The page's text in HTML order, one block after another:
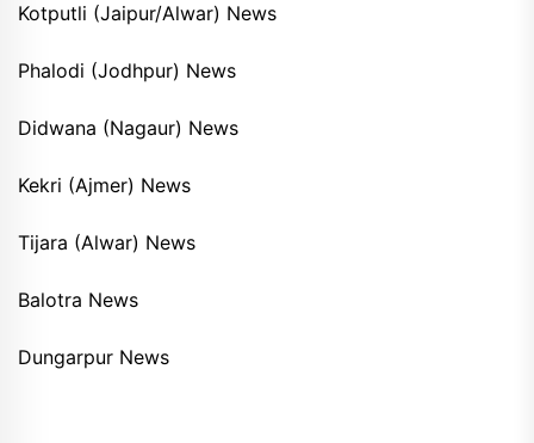
Kotputli (Jaipur/Alwar) News
Phalodi (Jodhpur) News
Didwana (Nagaur) News
Kekri (Ajmer) News
Tijara (Alwar) News
Balotra News
Dungarpur News